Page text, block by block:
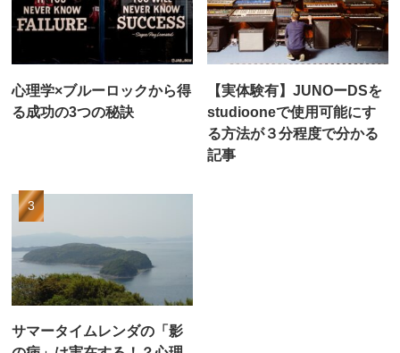
心理学×ブルーロックから得
る成功の3つの秘訣
【実体験有】JUNOーDSを
studiooneで使用可能にす
る方法が３分程度で分かる
記事
サマータイムレンダの「影